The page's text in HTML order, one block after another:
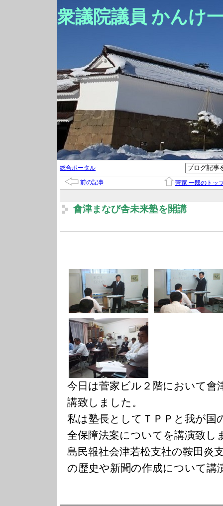
衆議院議員 かんけ
総合ポータル
前の記事 菅家 一郎のトッ
會津まなび舎未来塾を開講
今日は菅家ビル２階において會
講致しました。
私は塾長としてＴＰＰと我が国
全保障法案についてを講演致し
島民報社会津若松支社の鞍田炎
の歴史や新聞の作成について講